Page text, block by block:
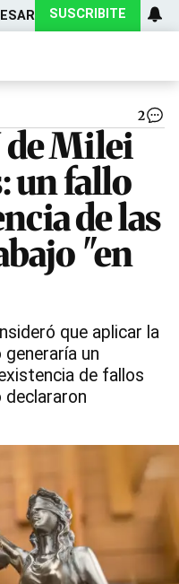
SUSCRIBITE
2
de Milei
un fallo
de las
"en
que aplicar la
un
de fallos
declararon